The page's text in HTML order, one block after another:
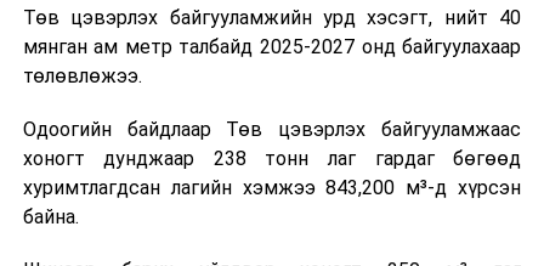
Төв цэвэрлэх байгууламжийн урд хэсэгт, нийт 40
мянган ам метр талбайд 2025-2027 онд байгуулахаар
төлөвлөжээ.
Одоогийн байдлаар Төв цэвэрлэх байгууламжаас
хоногт дунджаар 238 тонн лаг гардаг бөгөөд
хуримтлагдсан лагийн хэмжээ 843,200 м³-д хүрсэн
байна.